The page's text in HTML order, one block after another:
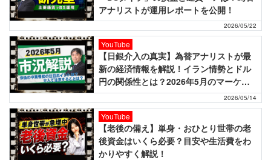
アナリストが運用レポートを公開！
2026/05/22
YouTube
【日銀介入の真実】為替アナリストが最
新の経済情報を解説！イラン情勢とドル
円の関係性とは？2026年5月のマーケッ
トニュース！
2026/05/14
YouTube
【老後の備え】単身・おひとり世帯の老
後資金はいくら必要？目安や生活費をわ
かりやすく解説！